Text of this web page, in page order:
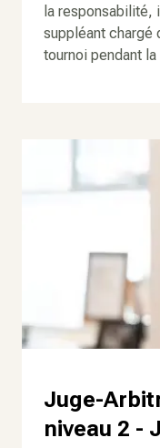
la responsabilité,
suppléant chargé
tournoi pendant
Juge-
niveau 2 -